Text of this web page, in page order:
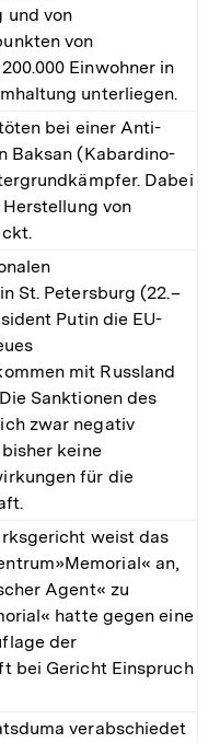
und von
von
Einwohner in
unterliegen.
bei einer Anti-
Baksan (Kabardino-
Dabei
von
St. Petersburg (22.–
Putin die EU-
mit Russland
Sanktionen des
zwar negativ
keine
für die
weist das
an,
Agent« zu
hatte gegen eine
der
bei Gericht Einspruch
verabschiedet